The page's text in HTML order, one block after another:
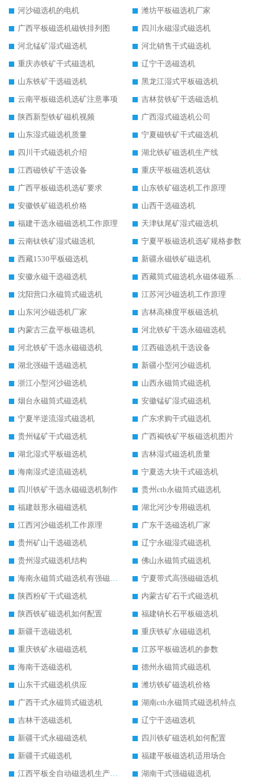
河沙磁选机的电机
潍坊平板磁选机厂家
广西平板磁选机磁铁排列图
四川永磁湿式磁选机
河北锰矿湿式磁选机
河北销售干式磁选机
重庆赤铁矿干式磁选机
辽宁干选磁选机
山东铁矿干选磁选机
黑龙江湿式平板磁选机
云南平板磁选机选矿注意事项
吉林贫铁矿干选磁选机
陕西新型铁矿磁机视频
广西湿式磁选机公司
山东湿式磁选机质量
宁夏磁铁矿干式磁选机
四川干式磁选机介绍
湖北铁矿磁选机生产线
江西磁铁矿干选设备
重庆平板磁选机选钛
广西平板磁选机选矿要求
山东铁矿磁选机工作原理
安徽铁矿磁选机价格
山西干选磁选机
福建干选永磁磁选机工作原理
天津钛尾矿湿式磁选机
云南钛铁矿湿式磁选机
宁夏平板磁选机选矿规格参数
西藏1530平板磁选机
新疆永磁铁矿磁选机
安徽永磁干选磁选机
西藏筒式磁选机永磁体磁系设计
沈阳营口永磁筒式磁选机
江苏河沙磁选机工作原理
山东河沙磁选机厂家
吉林高梯度平板磁选机
内蒙古三盘平板磁选机
河北铁矿干选永磁磁选机
河北铁矿干选永磁磁选机
江西磁选机干选设备
湖北强磁干选磁选机
新疆小型河沙磁选机
浙江小型河沙磁选机
山西永磁筒式磁选机
烟台永磁筒式磁选机
安徽锰矿湿式磁选机
宁夏半逆流湿式磁选机
广东求购干式磁选机
贵州锰矿干式磁选机
广西褐铁矿平板磁选机图片
湖北湿式平板磁选机
吉林湿式磁选机质量
海南湿式逆流磁选机
宁夏选大块干式磁选机
四川铁矿干选永磁磁选机制作
贵州ctb永磁筒式磁选机
福建鼓形永磁磁选机
湖北河沙专用磁选机
江西河沙磁选机工作原理
广东干选磁选机厂家
贵州矿山干选磁选机
辽宁永磁湿式磁选机
贵州湿式磁选机结构
佛山永磁筒式磁选机
海南永磁筒式磁选机有强磁的吗
宁夏带式高强磁磁选机
陕西粉矿干式磁选机
内蒙古矿石干式磁选机
陕西铁矿磁选机如何配置
福建钠长石平板磁选机
新疆干选磁选机
重庆铁矿永磁磁选机
重庆铁矿永磁磁选机
江苏平板磁选机的参数
海南干选磁选机
德州永磁筒式磁选机
山东干式磁选机供应
潍坊铁矿磁选机价格
广西干式永磁筒式磁选机
湖南ctb永磁筒式磁选机特点
吉林干选磁选机
辽宁干选磁选机
新疆干式永磁磁选机
四川铁矿磁选机如何配置
新疆干式磁选机
福建平板磁选机适用场合
江西平板全自动磁选机生产厂家
湖南干式强磁磁选机